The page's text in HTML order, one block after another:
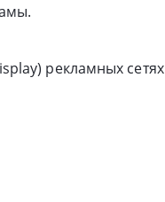
рекламных сетях